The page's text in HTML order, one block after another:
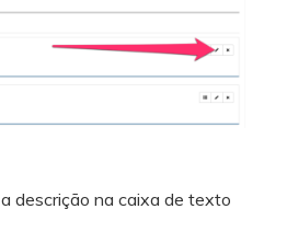
descrição na caixa de texto